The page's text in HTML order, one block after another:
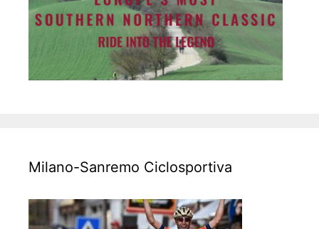
Milano-Sanremo Ciclosportiva